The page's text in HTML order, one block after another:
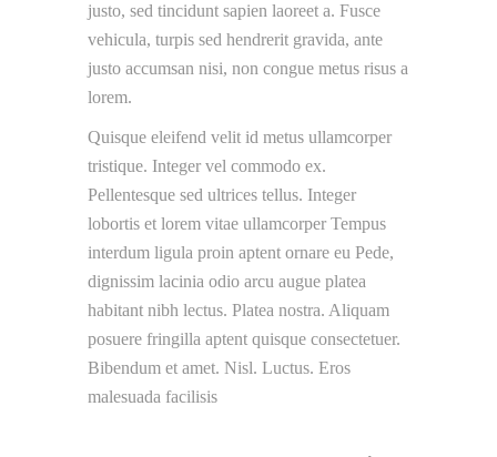
justo, sed tincidunt sapien laoreet a. Fusce
vehicula, turpis sed hendrerit gravida, ante
justo accumsan nisi, non congue metus risus a
lorem.
Quisque eleifend velit id metus ullamcorper
tristique. Integer vel commodo ex.
Pellentesque sed ultrices tellus. Integer
lobortis et lorem vitae ullamcorper Tempus
interdum ligula proin aptent ornare eu Pede,
dignissim lacinia odio arcu augue platea
habitant nibh lectus. Platea nostra. Aliquam
posuere fringilla aptent quisque consectetuer.
Bibendum et amet. Nisl. Luctus. Eros
malesuada facilisis